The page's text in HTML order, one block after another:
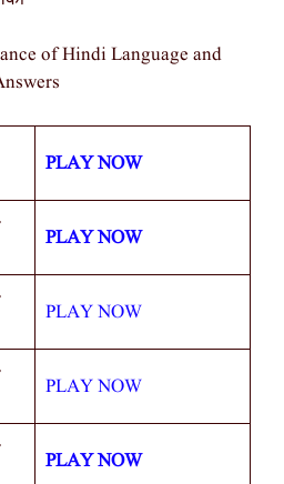
of Hindi Language and
PLAY NOW
PLAY NOW
PLAY NOW
PLAY NOW
PLAY NOW